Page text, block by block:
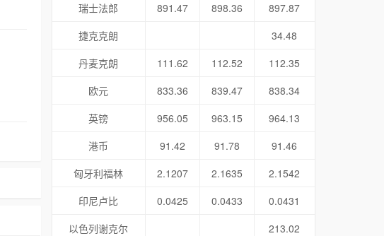
瑞士法郎
891.47 898.36
897.87
捷克克朗
34.48
丹麦克朗
111.62 112.52
112.35
欧元
833.36 839.47
838.34
英镑
956.05 963.15
964.13
港币
91.42 91.78
91.46
匈牙利福林
2.1207 2.1635
2.1542
印尼卢比
0.0425 0.0433
0.0431
以色列谢克尔
213.02